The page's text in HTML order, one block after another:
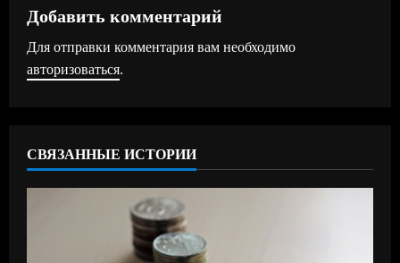
л
ж
т
ь
Добавить комментарий
Для отправки комментария вам необходимо
авторизоваться.
СВЯЗАННЫЕ ИСТОРИИ